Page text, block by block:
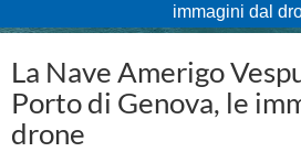
immagini dal
Unmute Loaded:
La Nave Amerigo
Porto di Genova, le
drone